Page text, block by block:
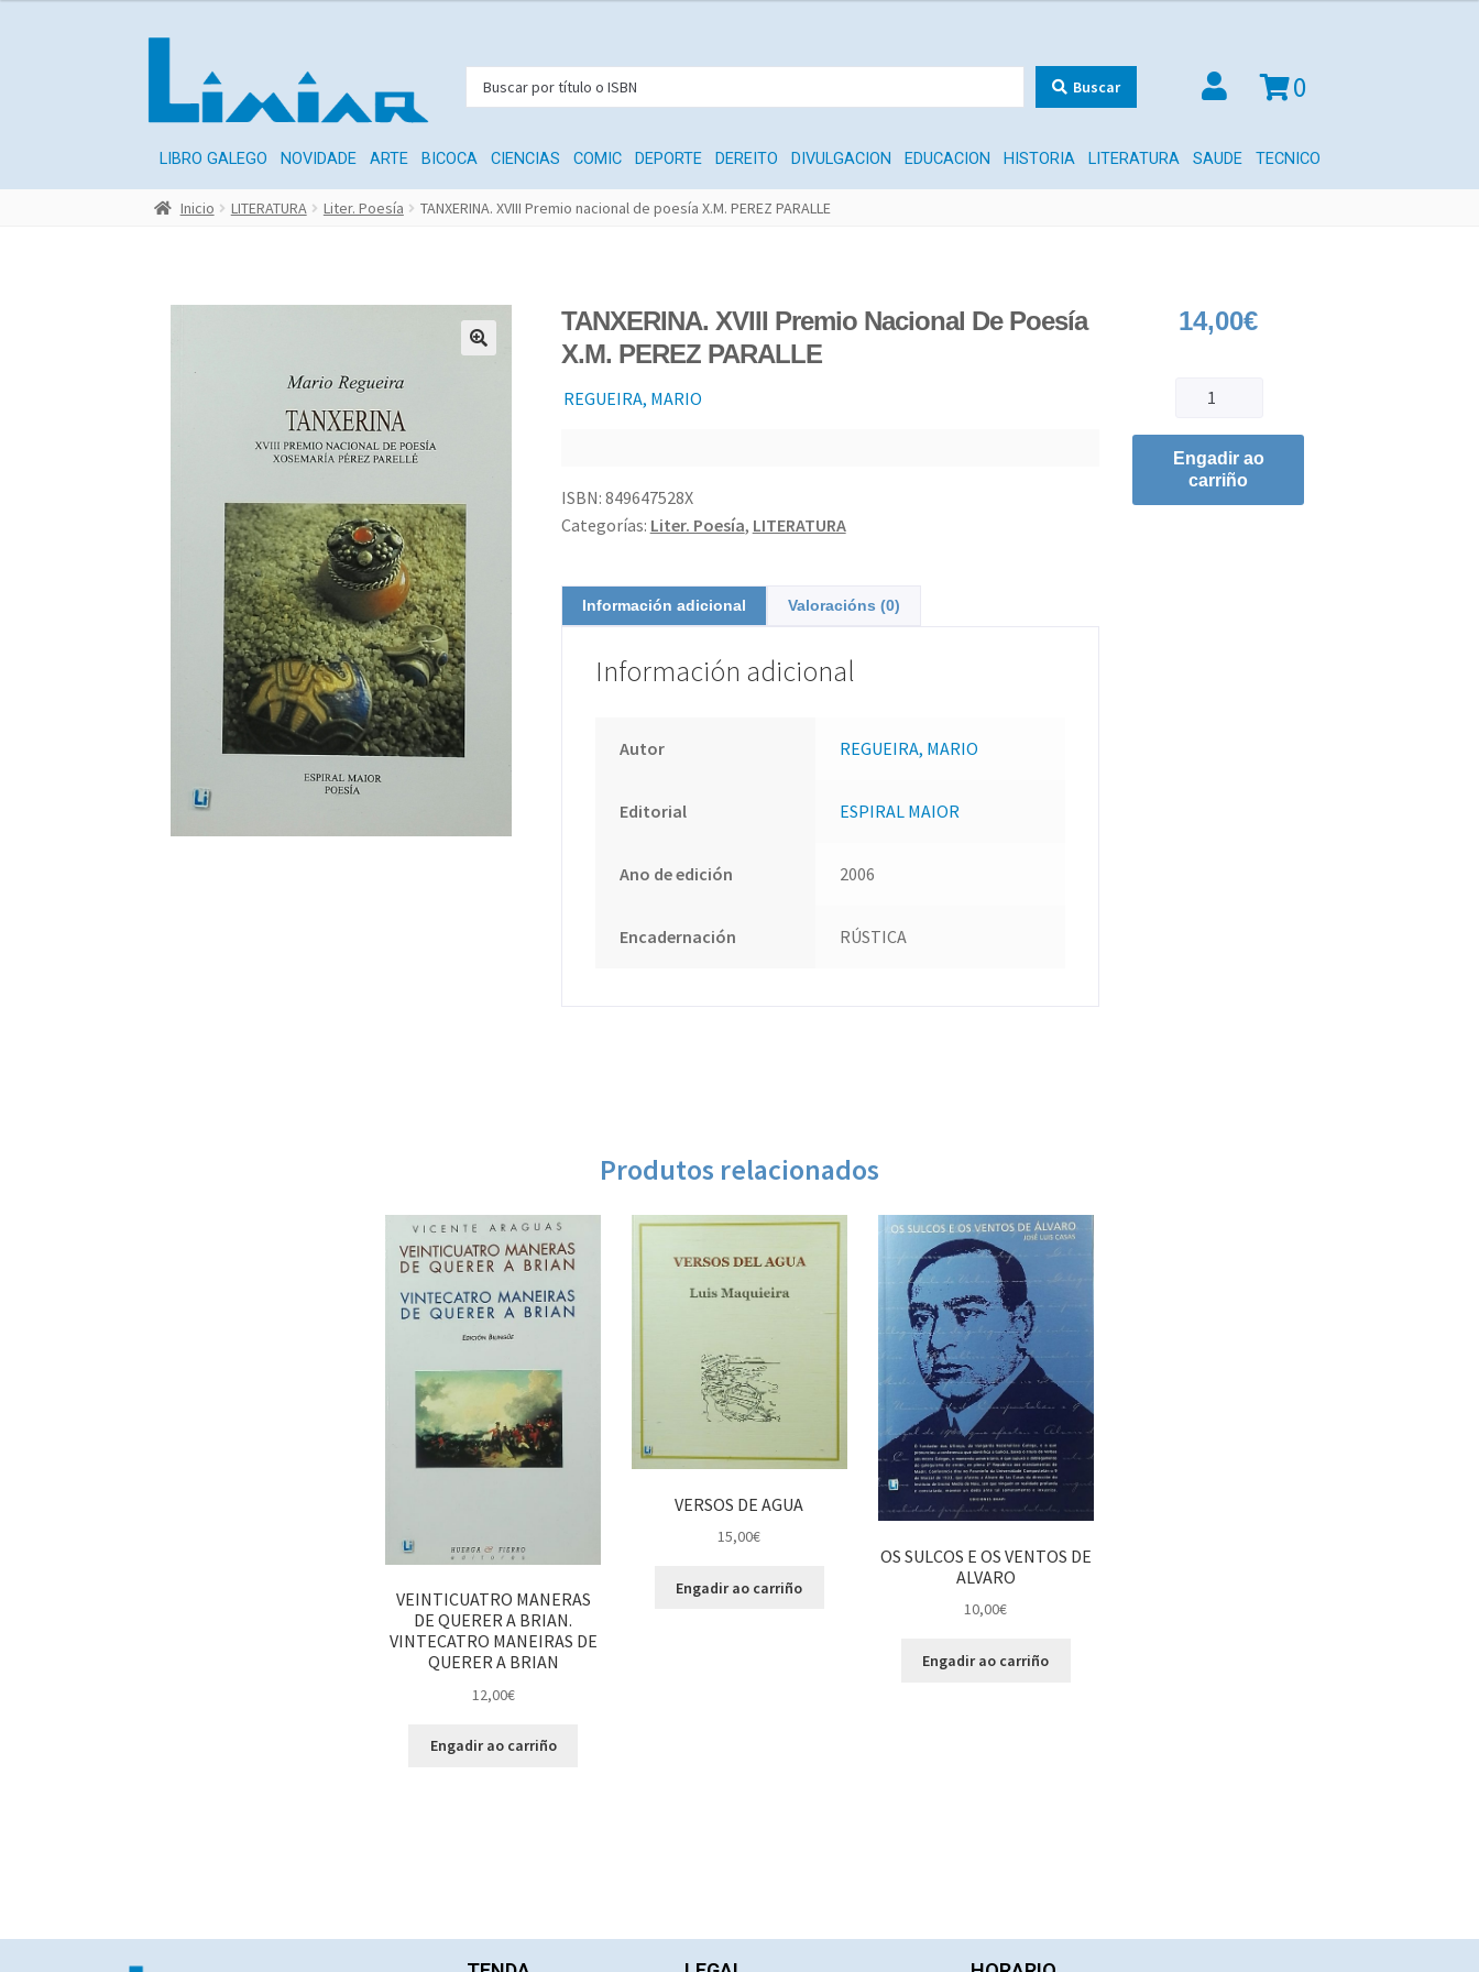
Buscar 0
LIBRO GALEGO NOVIDADE ARTE BICOCA CIENCIAS COMIC DEPORTE DEREITO DIVULGACION EDUCACION HISTORIA LITERATURA SAUDE TECNICO
Inicio LITERATURA Liter. Poesía TANXERINA. XVIII Premio nacional de poesía X.M. PEREZ PARALLE
TANXERINA. XVIII Premio Nacional De Poesía
X.M. PEREZ PARALLE
REGUEIRA, MARIO
ISBN: 849647528X
Categorías: Liter. Poesía, LITERATURA
Información adicional Valoracións (0)
Información adicional
Autor REGUEIRA, MARIO
Editorial ESPIRAL MAIOR
Ano de edición 2006
Encadernación RÚSTICA
14,00€
Engadir ao
carriño
Produtos relacionados
VEINTICUATRO MANERAS
DE QUERER A BRIAN.
VINTECATRO MANEIRAS DE
QUERER A BRIAN
12,00€
Engadir ao carriño
VERSOS DE AGUA
15,00€
Engadir ao carriño
OS SULCOS E OS VENTOS DE
ALVARO
10,00€
Engadir ao carriño